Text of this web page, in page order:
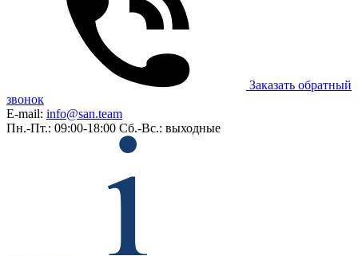
Заказать обратный
звонок
E-mail: info@san.team
Пн.-Пт.: 09:00-18:00 Сб.-Вс.: выходные